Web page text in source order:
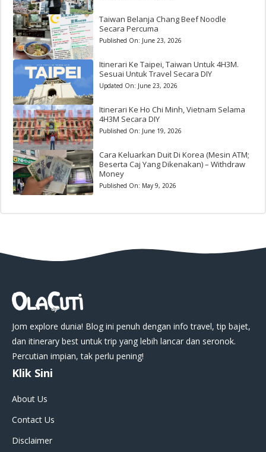
Taiwan Belanja Chang Beef Noodle
Secara Percuma
Published On: June 23, 2026
Itinerari Ke Taipei, Taiwan Untuk 4H3M.
Sesuai Untuk Travel Secara DIY
Updated On: June 23, 2026
Itinerari Ke Ho Chi Minh, Vietnam Selama
4H3M Secara DIY
Published On: June 19, 2026
Cara Keluarkan Duit Di Korea (Mesin ATM;
Beserta Caj Yang Dikenakan) – Withdraw
Money
Published On: May 9, 2026
Jom explore dunia! Blog ini penuh dengan info travel, tip bajet,
dan itinerary best untuk trip yang lebih lancar dan seronok.
Percutian impian, tak perlu pening!
Klik Sini
About Us
Contact Us
Disclaimer